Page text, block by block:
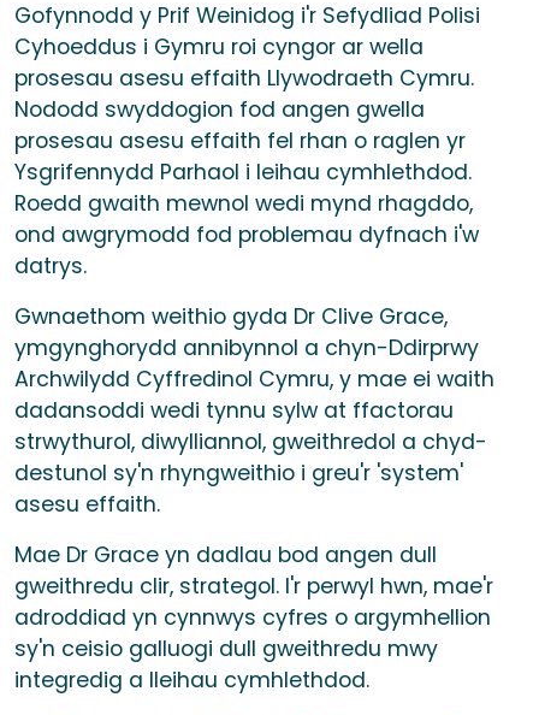
Gofynnodd y Prif Weinidog i'r Sefydliad Polisi
Cyhoeddus i Gymru roi cyngor ar wella
prosesau asesu effaith Llywodraeth Cymru.
Nododd swyddogion fod angen gwella
prosesau asesu effaith fel rhan o raglen yr
Ysgrifennydd Parhaol i leihau cymhlethdod.
Roedd gwaith mewnol wedi mynd rhagddo,
ond awgrymodd fod problemau dyfnach i'w
datrys.
Gwnaethom weithio gyda Dr Clive Grace,
ymgynghorydd annibynnol a chyn-Ddirprwy
Archwilydd Cyffredinol Cymru, y mae ei waith
dadansoddi wedi tynnu sylw at ffactorau
strwythurol, diwylliannol, gweithredol a chyd-
destunol sy'n rhyngweithio i greu'r 'system'
asesu effaith.
Mae Dr Grace yn dadlau bod angen dull
gweithredu clir, strategol. I'r perwyl hwn, mae'r
adroddiad yn cynnwys cyfres o argymhellion
sy'n ceisio galluogi dull gweithredu mwy
integredig a lleihau cymhlethdod.